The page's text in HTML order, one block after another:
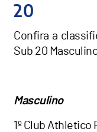
20
Confira a
Sub 20
Masculino
1º Club Athletico